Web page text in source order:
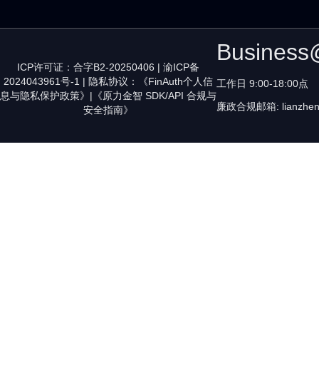
工作日 9:00-18:00点
廉政合规邮箱:
ICP许可证：合字B2-20250406 | 渝ICP备
2024043961号-1 | 隐私协议：
《FinAuth个人信
息与隐私保护政策》 | 《原力金智 SDK/API 合规与
安全指南》